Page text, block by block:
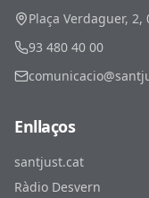
Plaça Verdaguer, 2,
93 480 40 00
Enllaços
santjust.cat
Ràdio Desvern